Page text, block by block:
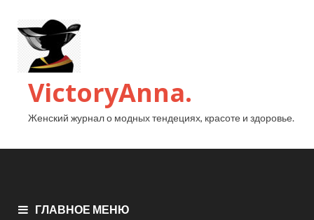
VictoryAnna.
Женский журнал о модных тендециях, красоте и здоровье.
ГЛАВНОЕ МЕНЮ